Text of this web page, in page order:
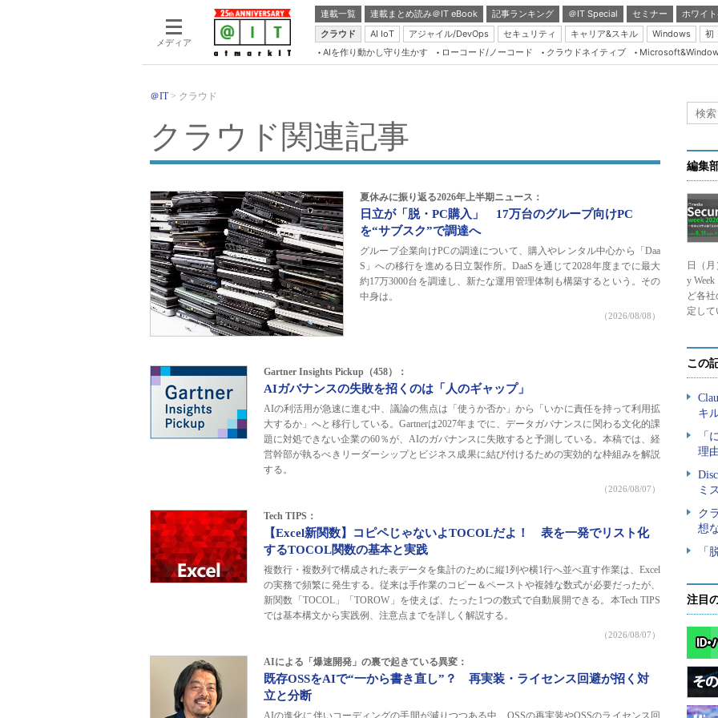
メディア
連載一覧 連載まとめ読み＠IT eBook 記事ランキング ＠IT Special セミナー
ホワイ
クラウド
AI IoT アジャイル/DevOps セキュリティ キャリア&スキル Windows
初
Server & Storage
Java Agile
Linux ＆ OSS
Master of IP Network
Security & Trust
Insider.NET
AIを作り動かし守り生かす ローコード/ノーコード クラウドネイティブ
＠IT クラウド
クラウド
夏休みに振り返る2026年上半期ニュース：
日立が「脱・PC購入」 17万台のグループ向けPC
を“サブスク”で調達へ
グループ企業向けPCの調達について、購入やレンタル中心から「Daa
S」への移行を進める日立製作所。DaaSを通じて2028年度までに最大
約17万3000台を調達し、新たな運用管理体制も構築するという。その
中身は。
（2026/08/08）
Gartner Insights Pickup（458）：
AIガバナンスの失敗を招くのは「人のギャップ」
AIの利活用が急速に進む中、議論の焦点は「使うか否か」から「いかに責任を持って利用拡
大するか」へと移行している。Gartnerは2027年までに、データガバナンスに関わる文化的課
題に対処できない企業の60％が、AIのガバナンスに失敗すると予測している。本稿では、経
営幹部が執るべきリーダーシップとビジネス成果に結び付けるための実効的な枠組みを解説
する。
（2026/08/07）
Tech TIPS：
【Excel新関数】コピペじゃないよTOCOLだよ！ 表を一発でリスト化
するTOCOL関数の基本と実践
複数行・複数列で構成された表データを集計のために縦1列や横1行へ並べ直す作業は、Excel
の実務で頻繁に発生する。従来は手作業のコピー＆ペーストや複雑な数式が必要だったが、
新関数「TOCOL」「TOROW」を使えば、たった1つの数式で自動展開できる。本Tech TIPS
では基本構文から実践例、注意点までを詳しく解説する。
（2026/08/07）
AIによる「爆速開発」の裏で起きている異変：
既存OSSをAIで“一から書き直し”？ 再実装・ライセンス回避が招く対
立と分断
AIの進化に伴いコーディングの手間が減りつつある中、OSSの再実装やOSSのライセンス回
編集
日（
y
ど各
定し
注目